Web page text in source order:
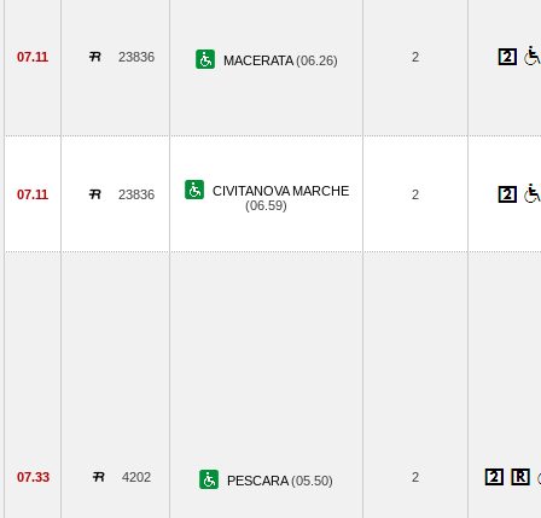
07.11 23836 MACERATA(06.26) 2
07.11 23836
CIVITANOVA MARCHE
(06.59)
2
07.33 4202 PESCARA(05.50) 2